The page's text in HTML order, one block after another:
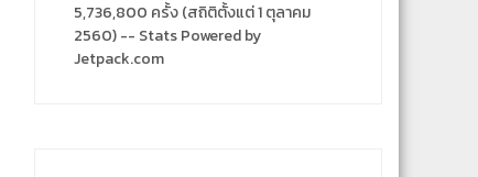
5,736,800 ครั้ง (สถิติตั้งแต่ 1 ตุลาคม
2560) -- Stats Powered by
Jetpack.com